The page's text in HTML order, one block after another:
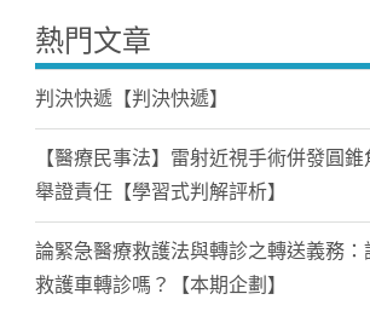
熱門文章
判決快遞【判決快遞】
【醫療民事法】雷射近視手術併發圓
舉證責任【學習式判解評析】
論緊急醫療救護法與轉診之轉送義務：
救護車轉診嗎？【本期企劃】